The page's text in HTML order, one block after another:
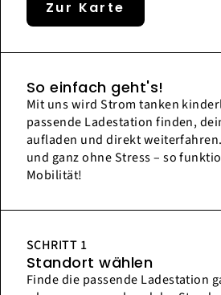
Zur Karte
So einfach geht's!
Mit uns wird Strom tanken
passende Ladestation finden,
aufladen und direkt
und ganz ohne Stress – so
Mobilität!
SCHRITT 1
Standort wählen
Finde die passende Ladestation